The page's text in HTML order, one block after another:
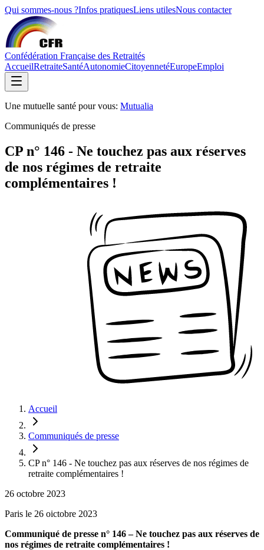
Qui sommes-nous ?Infos pratiquesLiens utilesNous contacter
Confédération Française des Retraités
AccueilRetraiteSantéAutonomieCitoyennetéEuropeEmploi
Une mutuelle santé pour vous: Mutualia
Communiqués de presse
CP n° 146 - Ne touchez pas aux réserves
de nos régimes de retraite
complémentaires !
Accueil
Communiqués de presse
CP n° 146 - Ne touchez pas aux réserves de nos régimes de
retraite complémentaires !
26 octobre 2023
Paris le 26 oictobre 2023
Communiqué de presse n° 146 – Ne touchez pas aux réserves de
nos régimes de retraite complémentaires !